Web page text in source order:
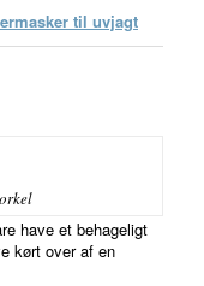
til uvjagt
have et behageligt
kørt over af en